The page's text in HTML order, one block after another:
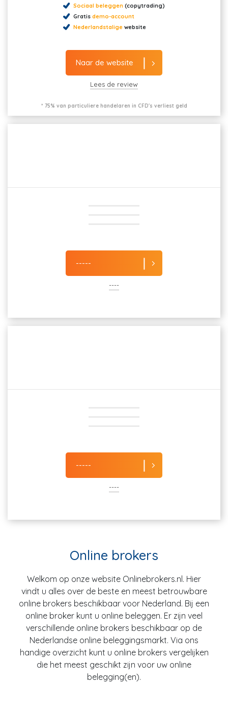
Sociaal beleggen (copytrading)
Gratis demo-account
Nederlandstalige website
Naar de website
Lees de review
* 75% van particuliere handelaren in CFD's verliest geld
-----
----
-----
----
Online brokers
Welkom op onze website Onlinebrokers.nl. Hier
vindt u alles over de beste en meest betrouwbare
online brokers beschikbaar voor Nederland. Bij een
online broker kunt u online beleggen. Er zijn veel
verschillende online brokers beschikbaar op de
Nederlandse online beleggingsmarkt. Via ons
handige overzicht kunt u online brokers vergelijken
die het meest geschikt zijn voor uw online
belegging(en).